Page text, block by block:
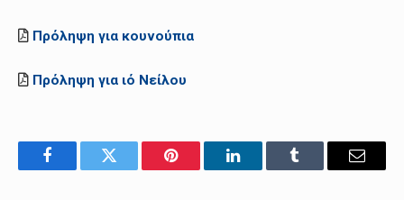
Πρόληψη για κουνούπια
Πρόληψη για ιό Νείλου
FacebookTwitter Pinterest LinkedInTumblr Email